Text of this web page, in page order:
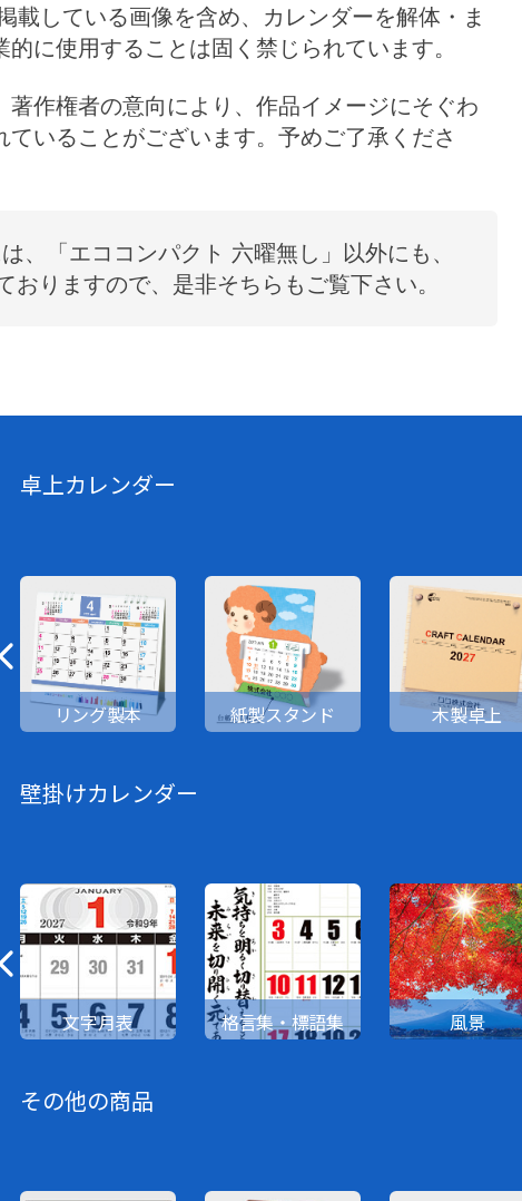
載している画像を含め、カレンダーを解体・ま
に使用することは固く禁じられています。
作権者の意向により、作品イメージにそぐわ
いることがございます。予めご了承くださ
、「 エココンパクト 六曜無し 」以外にも、
おりますので、是非そちらもご覧下さい。
卓上カレンダー
リング製本 紙製スタンド 木製卓上
壁掛けカレンダー
文字月表 格言集・標語集 風景
その他の商品